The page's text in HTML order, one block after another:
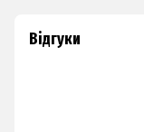
Відгуки